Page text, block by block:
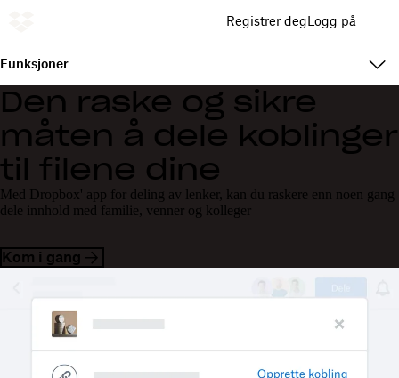
Registrer degLogg på
Funksjoner
Den raske og sikre
måten å dele koblinger
til filene dine
Med Dropbox' app for deling av lenker, kan du raskere enn noen gang
dele innhold med familie, venner og kolleger
Kom i gang